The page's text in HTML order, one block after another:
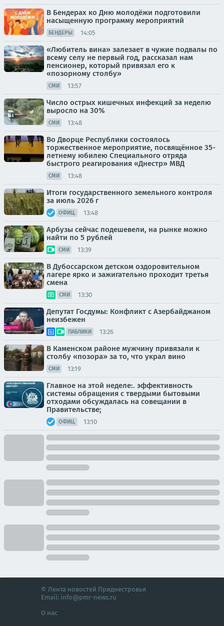
В Бендерах ко Дню молодёжи подготовили
насыщенную программу мероприятий
БЕНДЕРЫ 14:05
«Любитель вина» залезает в чужие подвалы по
всему селу не первый год, рассказал нам
пенсионер, который привязал его к
«позорному столбу»
СМИ 13:57
Число острых кишечных инфекций за неделю
выросло на 30%
СМИ 13:48
Во Дворце Республики состоялось
торжественное мероприятие, посвящённое 35-
летнему юбилею Специального отряда
быстрого реагирования «Днестр» МВД
СМИ 13:48
Итоги государственного земельного контроля
за июль 2026 г
ОФИЦ. 13:48
Арбузы сейчас подешевели, на рынке можно
найти по 5 рублей
СМИ 13:39
В Дубоссарском детском оздоровительном
лагере ярко и зажигательно проходит третья
смена
СМИ 13:30
Депутат Госдумы: Конфликт с Азербайджаном
неизбежен
ПАБЛИКИ 13:26
В Каменском районе мужчину привязали к
столбу «позора» за то, что украл вино
СМИ 13:19
Главное на этой неделе:. эффективность
системы обращения с твердыми бытовыми
отходами обсуждалась на совещании в
Правительстве;
ОФИЦ. 13:10
© Лента новостей Приднестровья
Email: info@pmr-news.ru
О нас